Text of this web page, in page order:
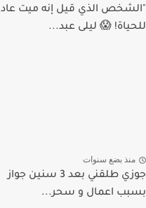
"الشخص الذي قيل إنه ميت عاد
للحياة! 😱 ليلى عبد...
منذ بضع سنوات
جوزي طلقني بعد 3 سنين جواز
بسبب اعمال و سحر...